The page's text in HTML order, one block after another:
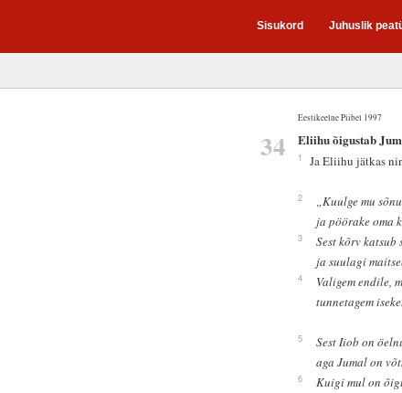
Sisukord Juhuslik
Eestikeelne Piibel 1997
34 Eliihu õigustab
1 Ja Eliihu jätkas
2
„Kuulge mu
ja pöörake oma
3
Sest kõrv katsub
ja suulagi
4
Valigem endile,
tunnetagem
5
Sest Iiob on
aga Jumal on
6
Kuigi mul on